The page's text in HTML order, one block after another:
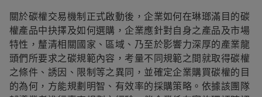
關於碳權交易機制正式啟動後，企業如何在琳瑯滿目的碳
權產品中抉擇及如何選購，企業應針對自身之產品及市場
特性，釐清相關國家、區域、乃至於影響力深厚的產業龍
頭們所要求之碳規範內容，考量不同規範之間就取得碳權
之條件、誘因、限制等之異同，並確定企業購買碳權的目
的為何，方能規劃明智、有效率的採購策略。依據該團隊